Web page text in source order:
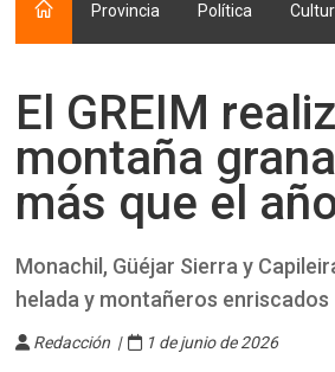
Provincia Política
El GREIM
montaña
más que el
Monachil, Güéjar Sierra y
helada y montañeros enriscados
Redacción | 1 de junio de 2026